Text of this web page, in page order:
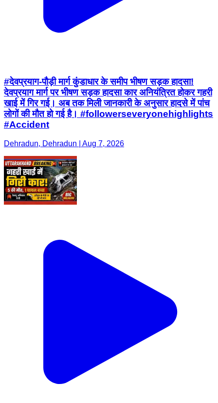
#देवप्रयाग-पौड़ी मार्ग कुंडाधार के समीप भीषण सड़क हादसा!
देवप्रयाग मार्ग पर भीषण सड़क हादसा कार अनियंत्रित होकर गहरी
खाई में गिर गई। अब तक मिली जानकारी के अनुसार हादसे में पांच
लोगों की मौत हो गई है। #followerseveryonehighlights
#Accident
Dehradun, Dehradun | Aug 7, 2026